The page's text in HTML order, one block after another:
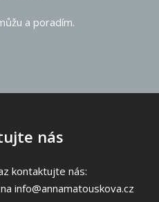
a poradím.
nás
kontaktujte nás:
info@annamatouskova.cz